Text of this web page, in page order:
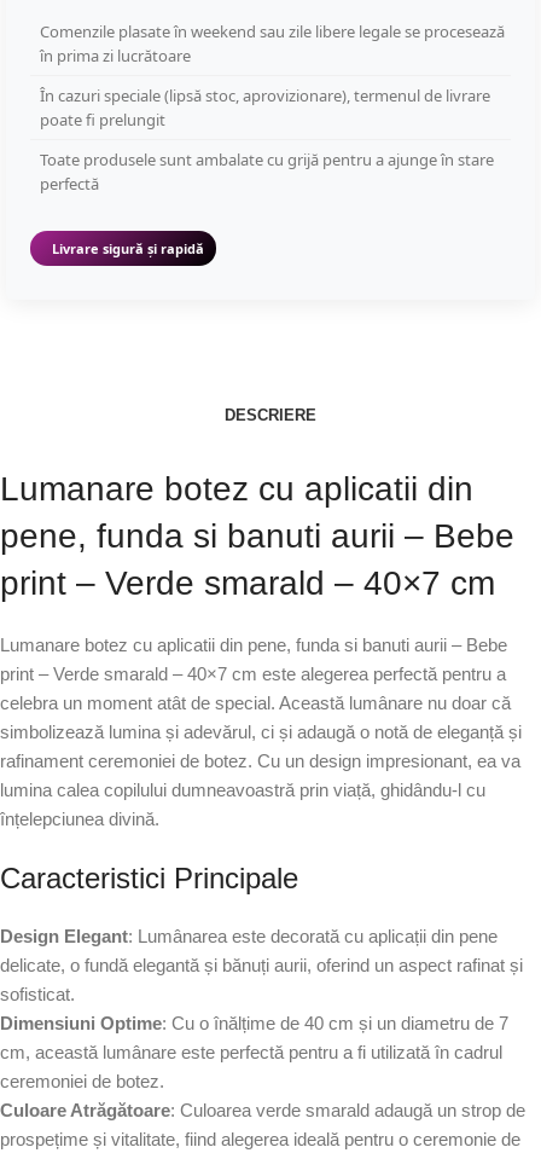
Comenzile plasate în weekend sau zile libere legale se procesează
în prima zi lucrătoare
În cazuri speciale (lipsă stoc, aprovizionare), termenul de livrare
poate fi prelungit
Toate produsele sunt ambalate cu grijă pentru a ajunge în stare
perfectă
Livrare sigură și rapidă
DESCRIERE
Lumanare botez cu aplicatii din
pene, funda si banuti aurii – Bebe
print – Verde smarald – 40×7 cm
Lumanare botez cu aplicatii din pene, funda si banuti aurii – Bebe
print – Verde smarald – 40×7 cm este alegerea perfectă pentru a
celebra un moment atât de special. Această lumânare nu doar că
simbolizează lumina și adevărul, ci și adaugă o notă de eleganță și
rafinament ceremoniei de botez. Cu un design impresionant, ea va
lumina calea copilului dumneavoastră prin viață, ghidându-l cu
înțelepciunea divină.
Caracteristici Principale
Design Elegant: Lumânarea este decorată cu aplicații din pene
delicate, o fundă elegantă și bănuți aurii, oferind un aspect rafinat și
sofisticat.
Dimensiuni Optime: Cu o înălțime de 40 cm și un diametru de 7
cm, această lumânare este perfectă pentru a fi utilizată în cadrul
ceremoniei de botez.
Culoare Atrăgătoare: Culoarea verde smarald adaugă un strop de
prospețime și vitalitate, fiind alegerea ideală pentru o ceremonie de